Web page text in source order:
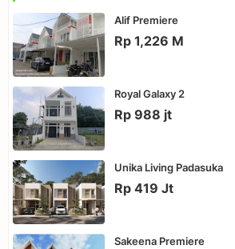
Alif Premiere
Rp 1,226 M
Royal Galaxy 2
Rp 988 jt
Unika Living Padasuka
Rp 419 Jt
Sakeena Premiere